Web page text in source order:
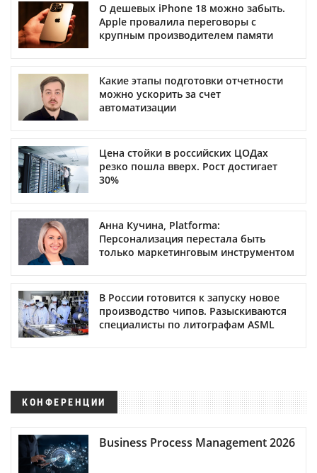
О дешевых iPhone 18 можно забыть.
Apple провалила переговоры с
крупным производителем памяти
Какие этапы подготовки отчетности
можно ускорить за счет
автоматизации
Цена стойки в российских ЦОДах
резко пошла вверх. Рост достигает
30%
Анна Кучина, Platforma:
Персонализация перестала быть
только маркетинговым инструментом
В России готовится к запуску новое
производство чипов. Разыскиваются
специалисты по литографам ASML
КОНФЕРЕНЦИИ
Business Process Management 2026